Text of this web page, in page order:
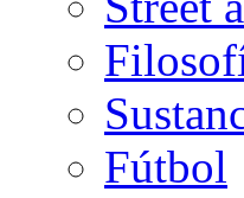
Fútbol